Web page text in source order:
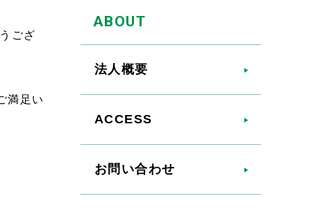
ござ
満足い
ABOUT
法人概要
ACCESS
お問い合わせ